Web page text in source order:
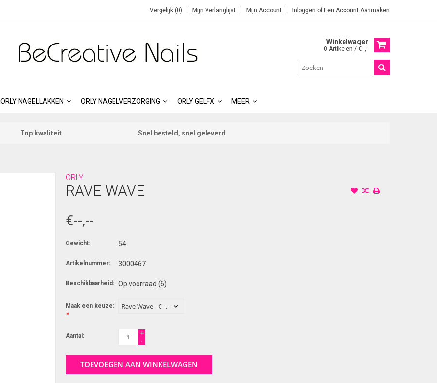
Vergelijk (0) Mijn Verlanglijst Mijn Account Inloggen of Een Account Aanmaken
Winkelwagen
0 Artikelen / €--,--
ORLY NAGELLAKKEN ORLY NAGELVERZORGING ORLY GELFX MEER
Top kwaliteit Snel besteld, snel geleverd
ORLY
RAVE WAVE
€--,--
Gewicht: 54
Artikelnummer: 3000467
Beschikbaarheid: Op voorraad (6)
Maak een keuze:
*
Aantal:
+
-
TOEVOEGEN AAN WINKELWAGEN